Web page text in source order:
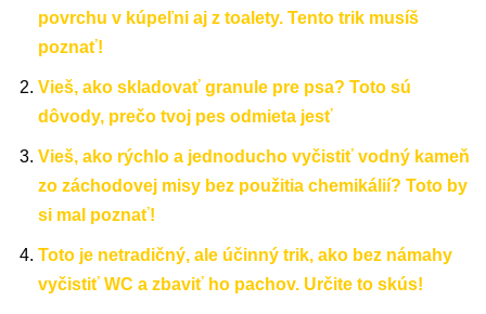
povrchu v kúpeľni aj z toalety. Tento trik musíš
poznať!
Vieš, ako skladovať granule pre psa? Toto sú
dôvody, prečo tvoj pes odmieta jesť
Vieš, ako rýchlo a jednoducho vyčistiť vodný kameň
zo záchodovej misy bez použitia chemikálií? Toto by
si mal poznať!
Toto je netradičný, ale účinný trik, ako bez námahy
vyčistiť WC a zbaviť ho pachov. Určite to skús!